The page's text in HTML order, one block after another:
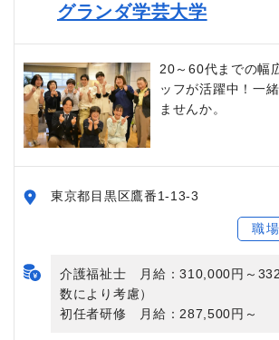
グランダ学芸大学
20～60代までの幅
ッフが活躍中！一
ませんか。
東京都目黒区鷹番1-13-3
職
介護福祉士 月給：310,000円～
数により考慮）
初任者研修 月給：287,500円～